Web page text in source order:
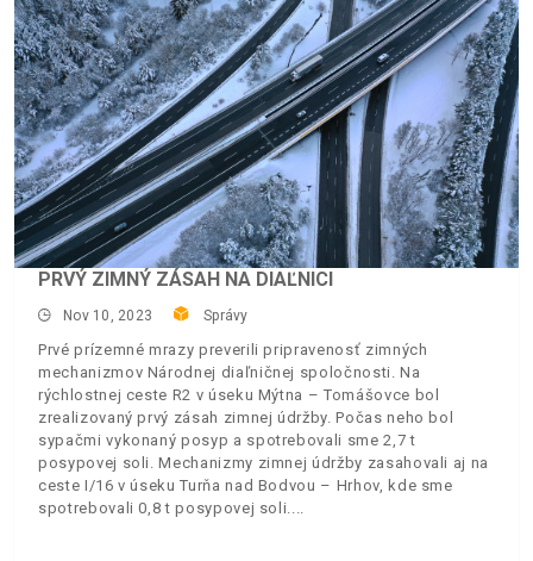
PRVÝ ZIMNÝ ZÁSAH NA DIAĽNICI
Nov 10, 2023 Správy
Prvé prízemné mrazy preverili pripravenosť zimných
mechanizmov Národnej diaľničnej spoločnosti. Na
rýchlostnej ceste R2 v úseku Mýtna – Tomášovce bol
zrealizovaný prvý zásah zimnej údržby. Počas neho bol
sypačmi vykonaný posyp a spotrebovali sme 2,7 t
posypovej soli. Mechanizmy zimnej údržby zasahovali aj na
ceste I/16 v úseku Turňa nad Bodvou – Hrhov, kde sme
spotrebovali 0,8 t posypovej soli.